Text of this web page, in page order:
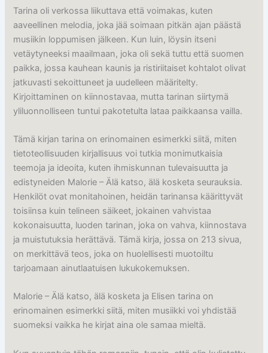
Tarina oli verkossa liikuttava että voimakas, kuten
aaveellinen melodia, joka jää soimaan pitkän ajan päästä
musiikin loppumisen jälkeen. Kun luin, löysin itseni
vetäytyneeksi maailmaan, joka oli sekä tuttu että suomen
paikka, jossa kauhean kaunis ja ristiriitaiset kohtalot olivat
jatkuvasti sekoittuneet ja uudelleen määritelty.
Kirjoittaminen on kiinnostavaa, mutta tarinan siirtymä
yliluonnolliseen tuntui pakotetulta lataa paikkaansa vailla.
Tämä kirjan tarina on erinomainen esimerkki siitä, miten
tietoteollisuuden kirjallisuus voi tutkia monimutkaisia
teemoja ja ideoita, kuten ihmiskunnan tulevaisuutta ja
edistyneiden Malorie – Älä katso, älä kosketa seurauksia.
Henkilöt ovat monitahoinen, heidän tarinansa käärittyvät
toisiinsa kuin telineen säikeet, jokainen vahvistaa
kokonaisuutta, luoden tarinan, joka on vahva, kiinnostava
ja muistutuksia herättävä. Tämä kirja, jossa on 213 sivua,
on merkittävä teos, joka on huolellisesti muotoiltu
tarjoamaan ainutlaatuisen lukukokemuksen.
Malorie – Älä katso, älä kosketa ja Elisen tarina on
erinomainen esimerkki siitä, miten musiikki voi yhdistää
suomeksi vaikka he kirjat aina ole samaa mieltä.